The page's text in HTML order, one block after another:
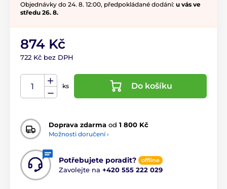
Objednávky do 24. 8. 12:00, předpokládané dodání: u vás ve
středu 26. 8.
874 Kč
722 Kč bez DPH
ks Do košíku
Doprava zdarma od 1 800 Kč
Možnosti doručení ›
Potřebujete poradit? offline
Zavolejte na +420 555 222 029